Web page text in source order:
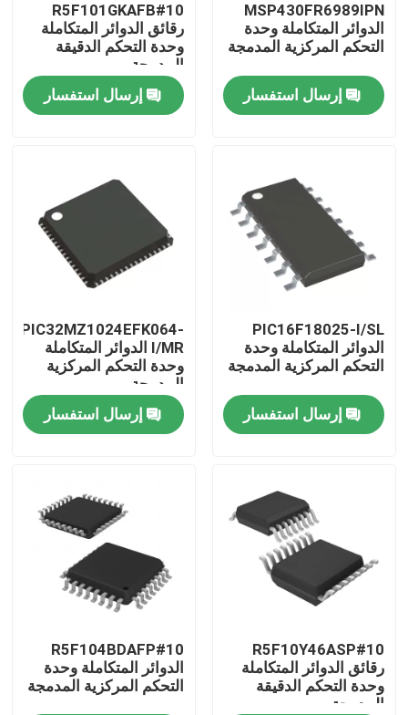
منتجات
معلومات عنا
جولة في المعمل
اطلب اقتباس
رقائق الدوائر المتكاملة
ذاكرة فلاش IC رقاقة
MSP430FR6989IPN
الدوائر المتكاملة وحدة
التحكم المركزية المدمجة
إرسال استفسار
R5F101GKAFB#10
رقائق الدوائر المتكاملة
وحدة التحكم الدقيقة
المدمجة
إرسال استفسار
PIC16F18025-I/SL
الدوائر المتكاملة وحدة
التحكم المركزية المدمجة
إرسال استفسار
PIC32MZ1024EFK064-
I/MR الدوائر المتكاملة
وحدة التحكم المركزية
المدمجة
إرسال استفسار
R5F10Y46ASP#10
رقائق الدوائر المتكاملة
وحدة التحكم الدقيقة
المدمجة
R5F104BDAFP#10
الدوائر المتكاملة وحدة
التحكم المركزية المدمجة